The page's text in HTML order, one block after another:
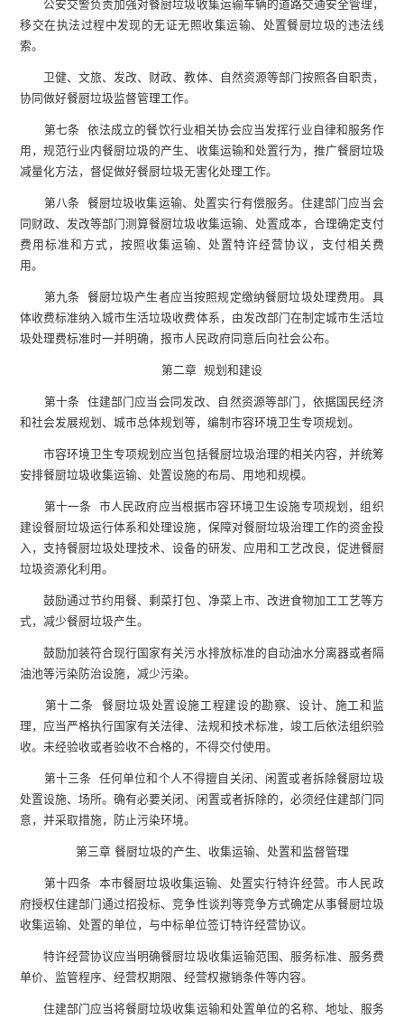
公安交警负责加强对餐厨垃圾收集运输车辆的道路交通安全管理，
移交在执法过程中发现的无证无照收集运输、处置餐厨垃圾的违法线
索。
卫健、文旅、发改、财政、教体、自然资源等部门按照各自职责，
协同做好餐厨垃圾监督管理工作。
第七条 依法成立的餐饮行业相关协会应当发挥行业自律和服务作
用，规范行业内餐厨垃圾的产生、收集运输和处置行为，推广餐厨垃圾
减量化方法，督促做好餐厨垃圾无害化处理工作。
第八条 餐厨垃圾收集运输、处置实行有偿服务。住建部门应当会
同财政、发改等部门测算餐厨垃圾收集运输、处置成本，合理确定支付
费用标准和方式，按照收集运输、处置特许经营协议，支付相关费
用。
第九条 餐厨垃圾产生者应当按照规定缴纳餐厨垃圾处理费用。具
体收费标准纳入城市生活垃圾收费体系，由发改部门在制定城市生活垃
圾处理费标准时一并明确，报市人民政府同意后向社会公布。
第二章 规划和建设
第十条 住建部门应当会同发改、自然资源等部门，依据国民经济
和社会发展规划、城市总体规划等，编制市容环境卫生专项规划。
市容环境卫生专项规划应当包括餐厨垃圾治理的相关内容，并统筹
安排餐厨垃圾收集运输、处置设施的布局、用地和规模。
第十一条 市人民政府应当根据市容环境卫生设施专项规划，组织
建设餐厨垃圾运行体系和处理设施，保障对餐厨垃圾治理工作的资金投
入，支持餐厨垃圾处理技术、设备的研发、应用和工艺改良，促进餐厨
垃圾资源化利用。
鼓励通过节约用餐、剩菜打包、净菜上市、改进食物加工工艺等方
式，减少餐厨垃圾产生。
鼓励加装符合现行国家有关污水排放标准的自动油水分离器或者隔
油池等污染防治设施，减少污染。
第十二条 餐厨垃圾处置设施工程建设的勘察、设计、施工和监
理，应当严格执行国家有关法律、法规和技术标准，竣工后依法组织验
收。未经验收或者验收不合格的，不得交付使用。
第十三条 任何单位和个人不得擅自关闭、闲置或者拆除餐厨垃圾
处置设施、场所。确有必要关闭、闲置或者拆除的，必须经住建部门同
意，并采取措施，防止污染环境。
第三章 餐厨垃圾的产生、收集运输、处置和监督管理
第十四条 本市餐厨垃圾收集运输、处置实行特许经营。市人民政
府授权住建部门通过招投标、竞争性谈判等竞争方式确定从事餐厨垃圾
收集运输、处置的单位，与中标单位签订特许经营协议。
特许经营协议应当明确餐厨垃圾收集运输范围、服务标准、服务费
单价、监管程序、经营权期限、经营权撤销条件等内容。
住建部门应当将餐厨垃圾收集运输和处置单位的名称、地址、服务